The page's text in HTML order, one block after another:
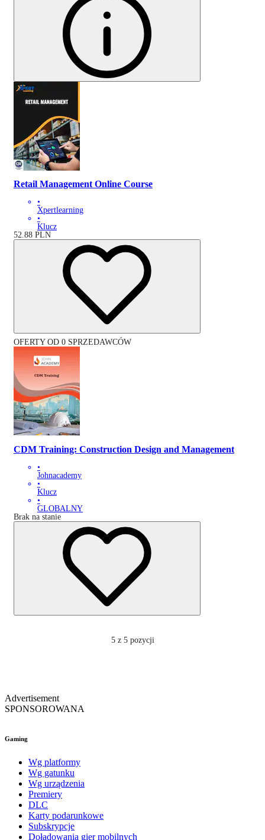
Retail Management Online Course
•
Xpertlearning
•
Klucz
52.88 PLN
OFERTY OD 0 SPRZEDAWCÓW
CDM Training: Construction Design and Management
•
Johnacademy
•
Klucz
•
GLOBALNY
Brak na stanie
5 z 5 pozycji
Advertisement
SPONSOROWANA
Gaming
Wg platformy
Wg gatunku
Wg urządzenia
Premiery
DLC
Karty podarunkowe
Subskrypcje
Doładowania gier mobilnych